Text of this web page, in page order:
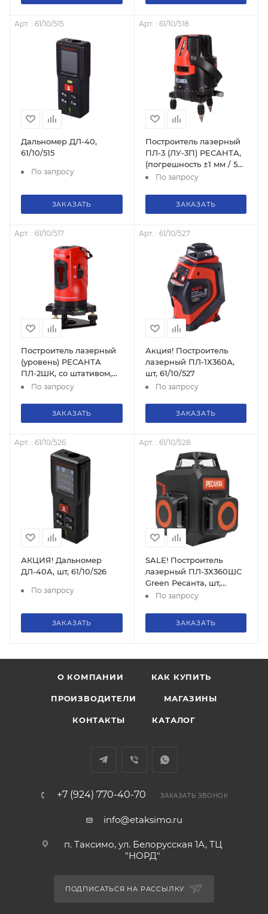
Арт. : 61/10/515
Дальномер ДЛ-40,
61/10/515
По запросу
ЗАКАЗАТЬ
Арт. : 61/10/518
Построитель лазерный
ПЛ-3 (ЛУ-3П) РЕСАНТА,
(погрешность ±1 мм / 5
м), 61/10/518
По запросу
ЗАКАЗАТЬ
Арт. : 61/10/517
Построитель лазерный
(уровень) РЕСАНТА
ПЛ-2ШК, со штативом,
61/10/517
По запросу
ЗАКАЗАТЬ
Арт. : 61/10/527
Акция! Построитель
лазерный ПЛ-1Х360А,
шт, 61/10/527
По запросу
ЗАКАЗАТЬ
Арт. : 61/10/526
АКЦИЯ! Дальномер
ДЛ-40A, шт, 61/10/526
По запросу
ЗАКАЗАТЬ
Арт. : 61/10/528
SALE! Построитель
лазерный ПЛ-3Х360ШС
Green Ресанта, шт,
61/10/528
По запросу
ЗАКАЗАТЬ
О КОМПАНИИ КАК КУПИТЬ
ПРОИЗВОДИТЕЛИ МАГАЗИНЫ
КОНТАКТЫ КАТАЛОГ
+7 (924) 770-40-70 ЗАКАЗАТЬ ЗВОНОК
info@etaksimo.ru
п. Таксимо, ул. Белорусская 1А, ТЦ
"НОРД"
ПОДПИСАТЬСЯ НА РАССЫЛКУ